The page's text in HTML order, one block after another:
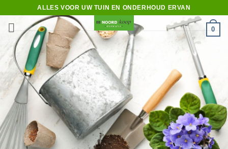
inhoud
ALLES VOOR UW TUIN EN ONDERHOUD ERVAN
0